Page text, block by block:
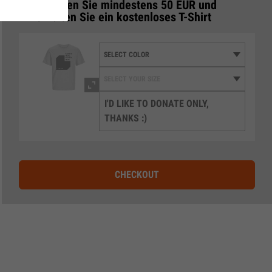
Spenden Sie mindestens 50 EUR und
erhalten Sie ein kostenloses T-Shirt
I'D LIKE TO DONATE ONLY,
THANKS :)
CHECKOUT